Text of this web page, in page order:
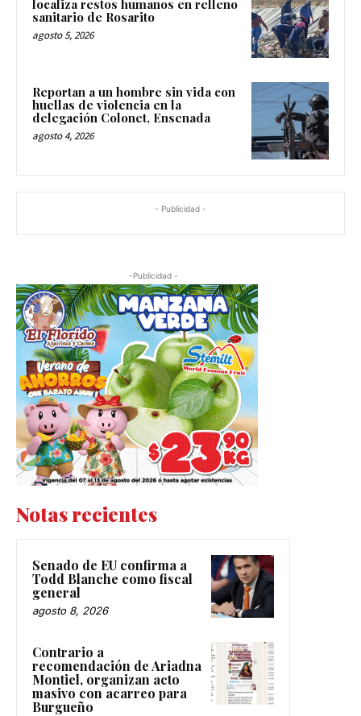
localiza restos humanos en relleno
sanitario de Rosarito
agosto 5, 2026
Reportan a un hombre sin vida con
huellas de violencia en la
delegación Colonet, Ensenada
agosto 4, 2026
- Publicidad -
-Publicidad -
Notas recientes
Senado de EU confirma a
Todd Blanche como fiscal
general
agosto 8, 2026
Contrario a
recomendación de Ariadna
Montiel, organizan acto
masivo con acarreo para
Burgueño